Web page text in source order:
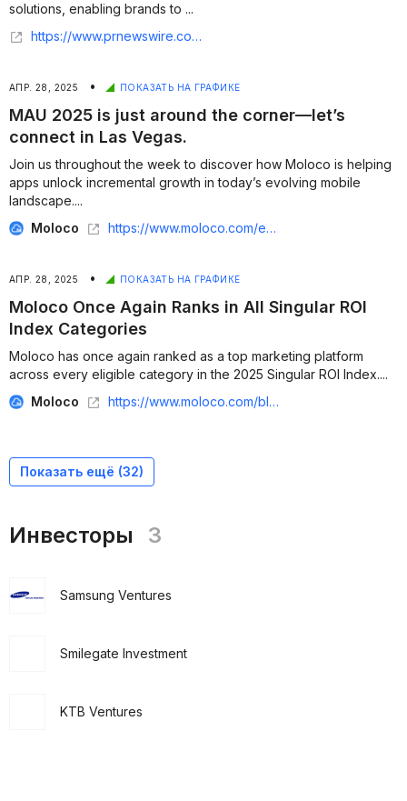
solutions, enabling brands to ...
https://www.prnewswire.com/news-releases/moloco-partners-with-xiaomis-international-internet-business-department-to-drive-growth-for-millions-of-mobile-apps-302471960.html
АПР. 28, 2025 • ПОКАЗАТЬ НА ГРАФИКЕ
MAU 2025 is just around the corner—let’s
connect in Las Vegas.
Join us throughout the week to discover how Moloco is helping
apps unlock incremental growth in today’s evolving mobile
landscape....
Moloco
https://www.moloco.com/event/mau-vegas-2025
АПР. 28, 2025 • ПОКАЗАТЬ НА ГРАФИКЕ
Moloco Once Again Ranks in All Singular ROI
Index Categories
Moloco has once again ranked as a top marketing platform
across every eligible category in the 2025 Singular ROI Index....
Moloco
https://www.moloco.com/blog/singular-roi-index-2025
Показать ещё (32)
Инвесторы 3
Samsung Ventures
Smilegate Investment
KTB Ventures